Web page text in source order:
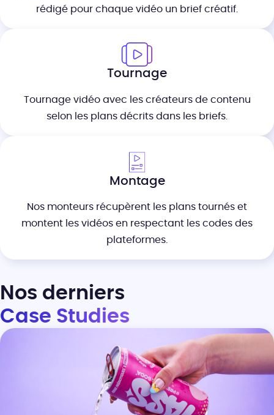
rédigé pour chaque vidéo un brief créatif.
Tournage
Tournage vidéo avec les créateurs de contenu
selon les plans décrits dans les briefs.
Montage
Nos monteurs récupèrent les plans tournés et
montent les vidéos en respectant les codes des
plateformes.
Nos derniers
Case Studies